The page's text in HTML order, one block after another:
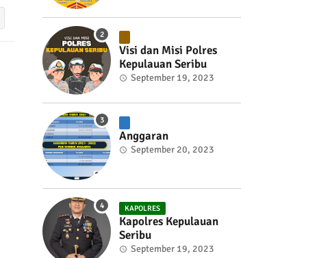
Visi dan Misi Polres
Kepulauan Seribu
September 19, 2023
Anggaran
September 20, 2023
KAPOLRES
Kapolres Kepulauan
Seribu
September 19, 2023